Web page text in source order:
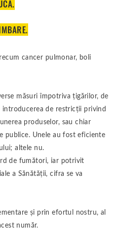
cancer pulmonar, boli
măsuri împotriva țigărilor, de
introducerea de restricții privind
produselor, sau chiar
publice. Unele au fost eficiente
altele nu.
de fumători, iar potrivit
a Sănătății, cifra se va
și prin efortul nostru, al
număr.